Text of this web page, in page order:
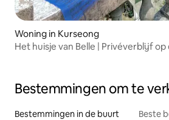
Woning in Kurseong
Het huisje van Belle | Privéverblijf
Bestemmingen om te
Bestemmingen in de buurt Beste